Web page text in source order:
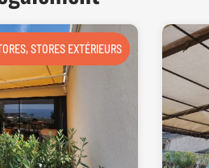
,STORES EXTÉRIEURS